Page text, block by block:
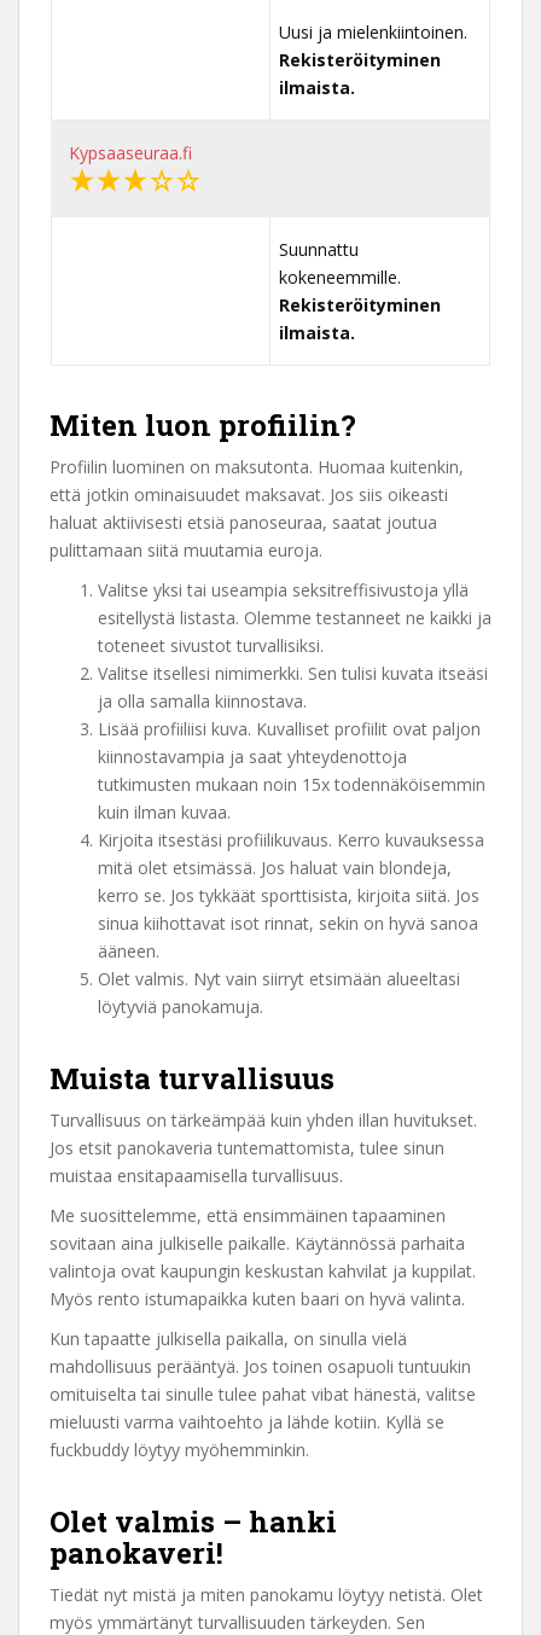
Uusi ja mielenkiintoinen.
Rekisteröityminen
ilmaista.
Kypsaaseuraa.fi
Suunnattu
kokeneemmille.
Rekisteröityminen
ilmaista.
Miten luon profiilin?
Profiilin luominen on maksutonta. Huomaa kuitenkin,
että jotkin ominaisuudet maksavat. Jos siis oikeasti
haluat aktiivisesti etsiä panoseuraa, saatat joutua
pulittamaan siitä muutamia euroja.
Valitse yksi tai useampia seksitreffisivustoja yllä
esitellystä listasta. Olemme testanneet ne kaikki ja
toteneet sivustot turvallisiksi.
Valitse itsellesi nimimerkki. Sen tulisi kuvata itseäsi
ja olla samalla kiinnostava.
Lisää profiiliisi kuva. Kuvalliset profiilit ovat paljon
kiinnostavampia ja saat yhteydenottoja
tutkimusten mukaan noin 15x todennäköisemmin
kuin ilman kuvaa.
Kirjoita itsestäsi profiilikuvaus. Kerro kuvauksessa
mitä olet etsimässä. Jos haluat vain blondeja,
kerro se. Jos tykkäät sporttisista, kirjoita siitä. Jos
sinua kiihottavat isot rinnat, sekin on hyvä sanoa
ääneen.
Olet valmis. Nyt vain siirryt etsimään alueeltasi
löytyviä panokamuja.
Muista turvallisuus
Turvallisuus on tärkeämpää kuin yhden illan huvitukset.
Jos etsit panokaveria tuntemattomista, tulee sinun
muistaa ensitapaamisella turvallisuus.
Me suosittelemme, että ensimmäinen tapaaminen
sovitaan aina julkiselle paikalle. Käytännössä parhaita
valintoja ovat kaupungin keskustan kahvilat ja kuppilat.
Myös rento istumapaikka kuten baari on hyvä valinta.
Kun tapaatte julkisella paikalla, on sinulla vielä
mahdollisuus perääntyä. Jos toinen osapuoli tuntuukin
omituiselta tai sinulle tulee pahat vibat hänestä, valitse
mieluusti varma vaihtoehto ja lähde kotiin. Kyllä se
fuckbuddy löytyy myöhemminkin.
Olet valmis – hanki
panokaveri!
Tiedät nyt mistä ja miten panokamu löytyy netistä. Olet
myös ymmärtänyt turvallisuuden tärkeyden. Sen